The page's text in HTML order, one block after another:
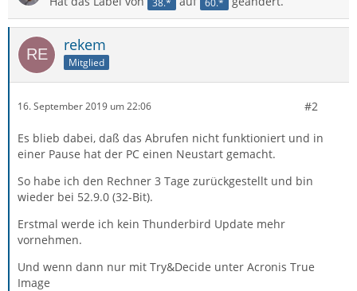
rekem
Mitglied
16. September 2019 um 22:06 #2
Es blieb dabei, daß das Abrufen nicht funktioniert und in
einer Pause hat der PC einen Neustart gemacht.
So habe ich den Rechner 3 Tage zurückgestellt und bin
wieder bei 52.9.0 (32-Bit).
Erstmal werde ich kein Thunderbird Update mehr
vornehmen.
Und wenn dann nur mit Try&Decide unter Acronis True
Image